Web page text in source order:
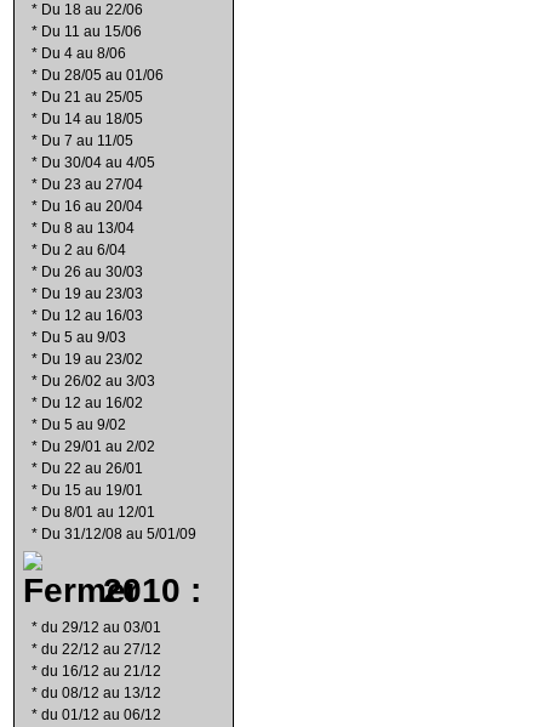
* Du 18 au 22/06
* Du 11 au 15/06
* Du 4 au 8/06
* Du 28/05 au 01/06
* Du 21 au 25/05
* Du 14 au 18/05
* Du 7 au 11/05
* Du 30/04 au 4/05
* Du 23 au 27/04
* Du 16 au 20/04
* Du 8 au 13/04
* Du 2 au 6/04
* Du 26 au 30/03
* Du 19 au 23/03
* Du 12 au 16/03
* Du 5 au 9/03
* Du 19 au 23/02
* Du 26/02 au 3/03
* Du 12 au 16/02
* Du 5 au 9/02
* Du 29/01 au 2/02
* Du 22 au 26/01
* Du 15 au 19/01
* Du 8/01 au 12/01
* Du 31/12/08 au 5/01/09
2010 :
* du 29/12 au 03/01
* du 22/12 au 27/12
* du 16/12 au 21/12
* du 08/12 au 13/12
* du 01/12 au 06/12